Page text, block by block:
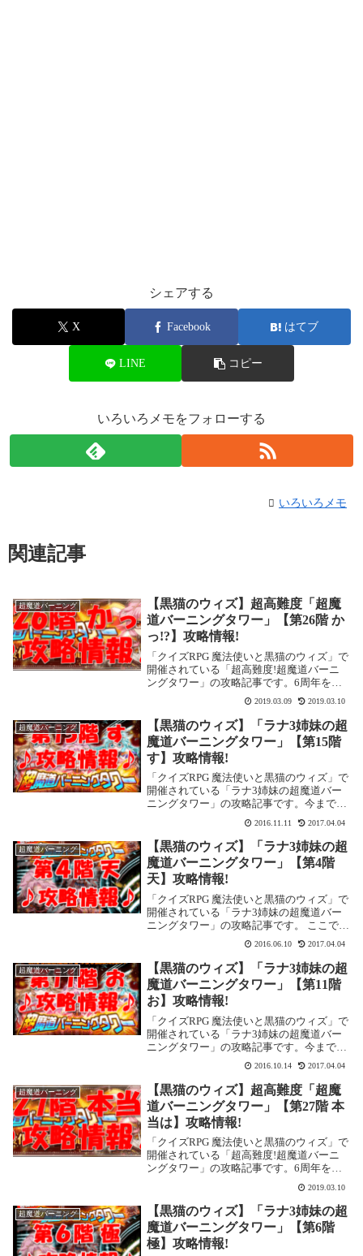
シェアする
X Facebook はてブ
LINE コピー
いろいろメモをフォローする
いろいろメモ
関連記事
超魔道バーニング
【黒猫のウィズ】超高難度「超魔
道バーニングタワー」【第26階 か
っ!?】攻略情報!
「クイズRPG 魔法使いと黒猫のウィズ」で
開催されている「超高難度!超魔道バーニ
ングタワー」の攻略記事です。6周年を迎
え、常設イベントとなりました。また、
2019年3月現在、階数も30階まで増えてい
ます。ここでは「第26階 かっ!?」を攻略...
2019.03.09 2019.03.10
超魔道バーニング
【黒猫のウィズ】「ラナ3姉妹の超
魔道バーニングタワー」【第15階
す】攻略情報!
「クイズRPG 魔法使いと黒猫のウィズ」で
開催されている「ラナ3姉妹の超魔道バー
ニングタワー」の攻略記事です。今まで同
様、ボス戦のみ、コンティニュー不可、SP
スキルが使用できる状態でのクエストにな
ります。ここでは「第15階 す」を攻略し
ます...
2016.11.11 2017.04.04
超魔道バーニング
【黒猫のウィズ】「ラナ3姉妹の超
魔道バーニングタワー」【第4階
天】攻略情報!
「クイズRPG 魔法使いと黒猫のウィズ」で
開催されている「ラナ3姉妹の超魔道バー
ニングタワー」の攻略記事です。 ここでは
「第4階 天」を攻略します。「第4階 天」
の攻略基本情報 消費魔力：初回クリアま
で：0／2回目以降：25 魔導師ランク：...
2016.06.10 2017.04.04
超魔道バーニング
【黒猫のウィズ】「ラナ3姉妹の超
魔道バーニングタワー」【第11階
お】攻略情報!
「クイズRPG 魔法使いと黒猫のウィズ」で
開催されている「ラナ3姉妹の超魔道バー
ニングタワー」の攻略記事です。今まで同
様、ボス戦のみ、コンティニュー不可、SP
スキルが使用できる状態でのクエストにな
ります。ここでは「第11階 お」を攻略し
ます...
2016.10.14 2017.04.04
超魔道バーニング
【黒猫のウィズ】超高難度「超魔
道バーニングタワー」【第27階 本
当は】攻略情報!
「クイズRPG 魔法使いと黒猫のウィズ」で
開催されている「超高難度!超魔道バーニ
ングタワー」の攻略記事です。6周年を迎
え、常設イベントとなりました。また、
2019年3月現在、階数も30階まで増えてい
ます。ここでは「第27階 本当は」を攻略
し...
2019.03.10
超魔道バーニング
【黒猫のウィズ】「ラナ3姉妹の超
魔道バーニングタワー」【第6階
極】攻略情報!